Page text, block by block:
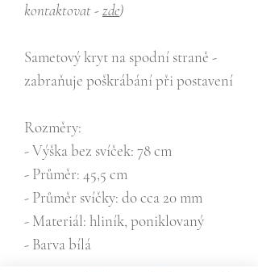
kontaktovat -zde)
Sametový kryt na spodní straně -
zabraňuje poškrábání při postavení
Rozměry:
- Výška bez svíček: 78 cm
- Průměr: 45,5 cm
- Průměr svíčky: do cca 20 mm
- Materiál: hliník, poniklovaný
- Barva bílá